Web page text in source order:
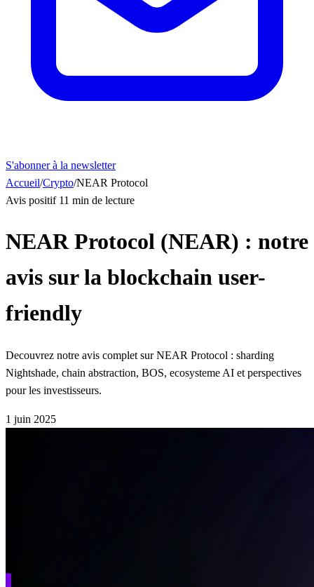
S'abonner à la newsletter
Accueil/Crypto/NEAR Protocol
Avis positif 11 min de lecture
NEAR Protocol (NEAR) : notre
avis sur la blockchain user-
friendly
Decouvrez notre avis complet sur NEAR Protocol : sharding
Nightshade, chain abstraction, BOS, ecosysteme AI et perspectives
pour les investisseurs.
1 juin 2025